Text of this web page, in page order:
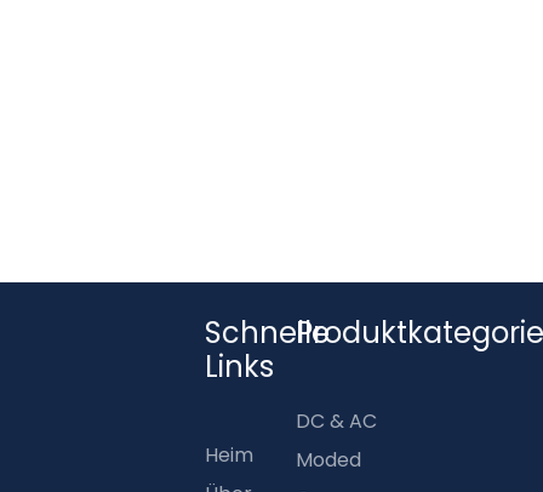
Schnelle
Links
Heim
Produktkategorie
DC & AC
Moded